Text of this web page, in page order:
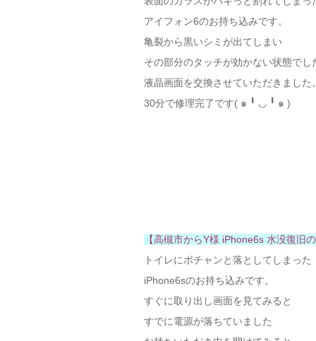
アイフォン6のお持ち込みです。
亀裂から黒いシミが出てしまい
その部分のタッチが効かない状態でし
液晶画面を交換させていただきました。
30分で修理完了です( ๑ ╹ ◡ ╹ ๑ )
【高槻市からY様 iPhone6s 水没復旧の
トイレにボチャンと落としてしまった
iPhone6sのお持ち込みです。
すぐに取り出し画面を見てみると
すでに電源が落ちていました